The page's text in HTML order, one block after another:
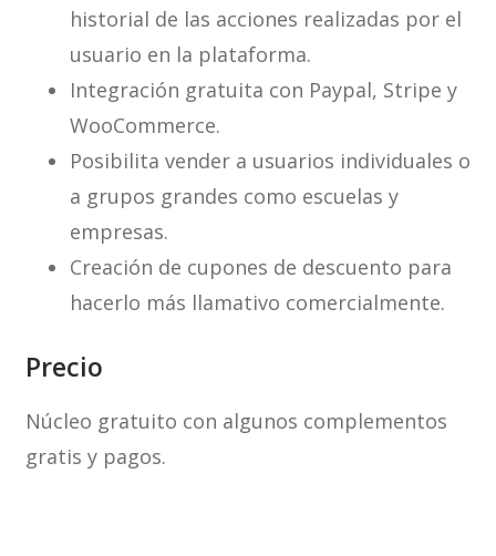
historial de las acciones realizadas por el
usuario en la plataforma.
Integración gratuita con Paypal, Stripe y
WooCommerce.
Posibilita vender a usuarios individuales o
a grupos grandes como escuelas y
empresas.
Creación de cupones de descuento para
hacerlo más llamativo comercialmente.
Precio
Núcleo gratuito con algunos complementos
gratis y pagos.